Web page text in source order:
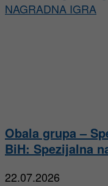
Obala grupa –
BiH: Spezijalna
22.07.2026